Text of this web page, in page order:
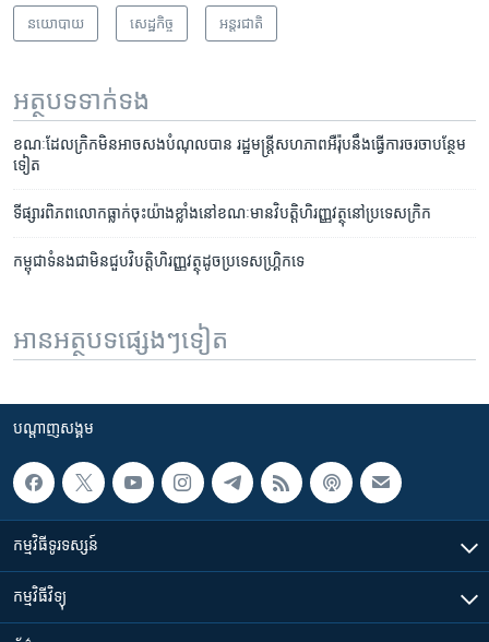
នយោបាយ សេដ្ឋកិច្ច អន្តរជាតិ
អត្ថបទ​ទាក់ទង
ខណៈ​ដែល​ក្រិក​មិន​អាច​សង​បំណុល​​បាន រដ្ឋ​មន្រ្តី​សហភាព​អឺរ៉ុប​នឹង​ធ្វើ​ការ​ចរចា​បន្ថែម​
ទៀត
ទីផ្សារ​ពិភពលោក​ធ្លាក់​ចុះ​យ៉ាង​ខ្លាំង​នៅ​ខណៈ​មាន​វិបត្តិ​ហិរញ្ញវត្ថុ​នៅ​ប្រទេស​ក្រិក
កម្ពុជា​ទំនង​ជា​មិន​ជួប​វិបត្តិ​ហិរញ្ញ​វត្ថុ​ដូ​ចប្រទេស​ហ្គ្រិកទេ
អានអត្ថបទផ្សេងៗទៀត
បណ្តាញ​សង្គម
កម្មវិធី​ទូរទស្សន៍
កម្មវិធី​វិទ្យុ